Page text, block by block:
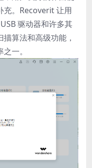
充。Recoverit 让用
驱动器和许多其
算法和高级功能，
一。